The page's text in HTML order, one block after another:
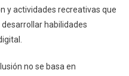
y actividades recreativas que
habilidades
no se basa en